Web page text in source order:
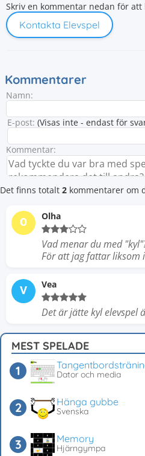
Skriv en kommentar nedan för
Kontakta Elevspel
Kommentarer
Namn:
E-post: (Visas inte - endast för
Kommentar:
Det finns totalt 2 kommentarer om
O Olha
Vad menar du med
För att jag fattar liksom
V Vea
Det är jätte kyl elevspel
MEST SPELADE
Dator och media
Hänga gubbe
Svenska
Memory
Hjärngympa